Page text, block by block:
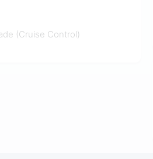
(Cruise Control)